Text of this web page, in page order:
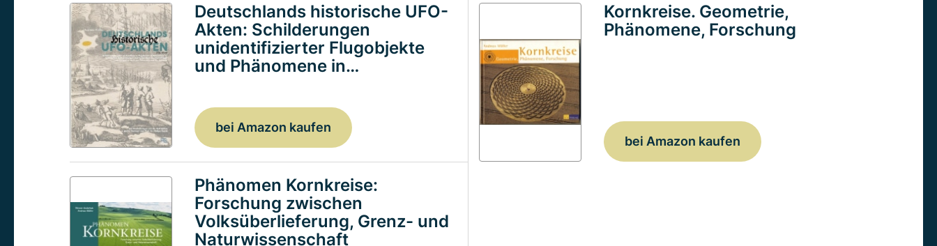
Deutschlands historische UFO-
Akten: Schilderungen
unidentifizierter Flugobjekte
und Phänomene in…
bei Amazon kaufen
Kornkreise. Geometrie,
Phänomene, Forschung
bei Amazon kaufen
Phänomen Kornkreise:
Forschung zwischen
Volksüberlieferung, Grenz- und
Naturwissenschaft